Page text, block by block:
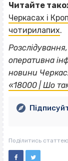
Читайте
Черкасах і
чотирилапих.
оперативна
новини
«18000 | Шо
Поділитись статтею